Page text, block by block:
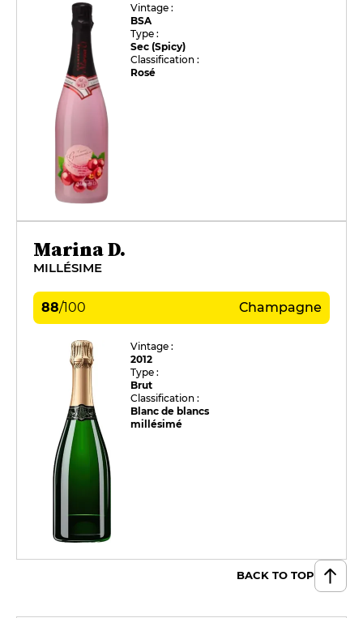
Vintage :
BSA
Type :
Sec (Spicy)
Classification :
Rosé
Marina D.
MILLÉSIME
88/100 Champagne
Vintage :
2012
Type :
Brut
Classification :
Blanc de blancs
millésimé
BACK TO TOP